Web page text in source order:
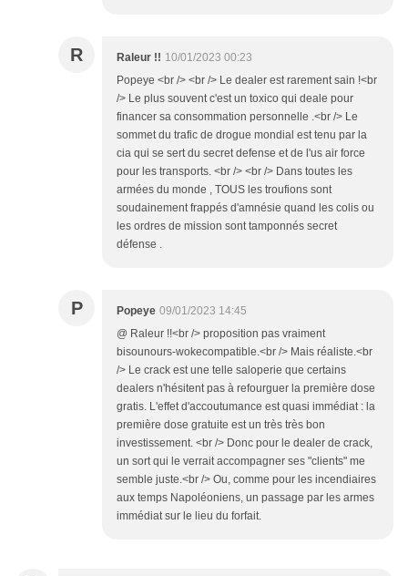
R Raleur !! 10/01/2023 00:23
Popeye <br /> <br /> Le dealer est rarement sain !<br
/> Le plus souvent c'est un toxico qui deale pour
financer sa consommation personnelle .<br /> Le
sommet du trafic de drogue mondial est tenu par la
cia qui se sert du secret defense et de l'us air force
pour les transports. <br /> <br /> Dans toutes les
armées du monde , TOUS les troufions sont
soudainement frappés d'amnésie quand les colis ou
les ordres de mission sont tamponnés secret
défense .
P Popeye 09/01/2023 14:45
@ Raleur !!<br /> proposition pas vraiment
bisounours-wokecompatible.<br /> Mais réaliste.<br
/> Le crack est une telle saloperie que certains
dealers n'hésitent pas à refourguer la première dose
gratis. L'effet d'accoutumance est quasi immédiat : la
première dose gratuite est un très très bon
investissement. <br /> Donc pour le dealer de crack,
un sort qui le verrait accompagner ses "clients" me
semble juste.<br /> Ou, comme pour les incendiaires
aux temps Napoléoniens, un passage par les armes
immédiat sur le lieu du forfait.